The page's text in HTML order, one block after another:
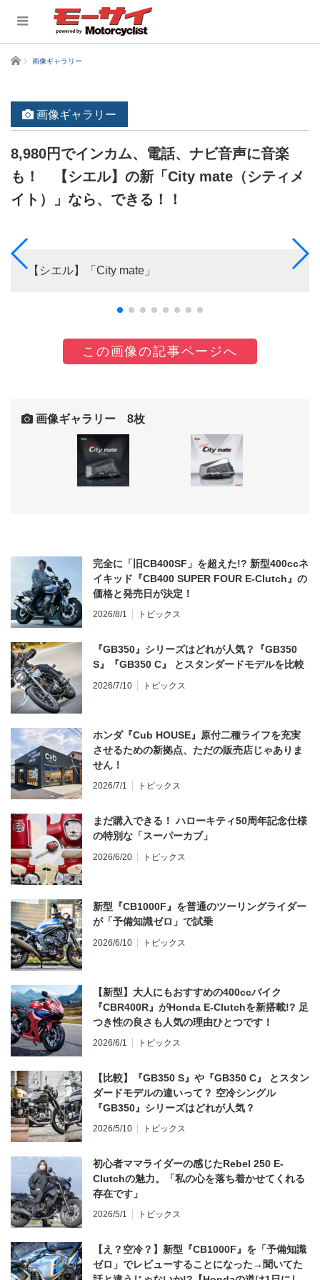
ホーム 画像ギャラリー
画像ギャラリー
8,980円でインカム、電話、ナビ音声に音楽
も！ 【シエル】の新「City mate（シティメ
イト）」なら、できる！！
【シエル】「City mate」
この画像の記事ページへ
画像ギャラリー 8枚
完全に「旧CB400SF」を超えた!? 新型400ccネ
イキッド『CB400 SUPER FOUR E-Clutch』の
価格と発売日が決定！
2026/8/1 トピックス
『GB350』シリーズはどれが人気？『GB350
S』『GB350 C』 とスタンダードモデルを比較
2026/7/10 トピックス
ホンダ『Cub HOUSE』原付二種ライフを充実
させるための新拠点、ただの販売店じゃありま
せん！
2026/7/1 トピックス
まだ購入できる！ ハローキティ50周年記念仕様
の特別な「スーパーカブ」
2026/6/20 トピックス
新型『CB1000F』を普通のツーリングライダー
が「予備知識ゼロ」で試乗
2026/6/10 トピックス
【新型】大人にもおすすめの400ccバイク
『CBR400R』がHonda E-Clutchを新搭載!? 足
つき性の良さも人気の理由ひとつです！
2026/6/1 トピックス
【比較】『GB350 S』や『GB350 C』 とスタン
ダードモデルの違いって？ 空冷シングル
『GB350』シリーズはどれが人気？
2026/5/10 トピックス
初心者ママライダーの感じたRebel 250 E-
Clutchの魅力。「私の心を落ち着かせてくれる
存在です」
2026/5/1 トピックス
【え？空冷？】新型『CB1000F』を「予備知識
ゼロ」でレビューすることになった→聞いてた